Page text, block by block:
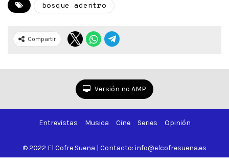
bosque adentro
Compartir
Versión no AMP
Entrevistas Musica Cine Series Opinión
© 2022 El Cofre Suena | Contacto: info@elcofresuena.es